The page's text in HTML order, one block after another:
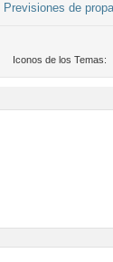
Previsiones de
Iconos de los Temas: